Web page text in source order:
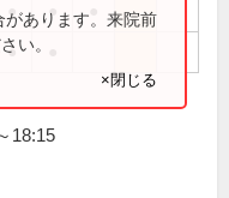
● ●
●
あります。来院前
い。
×閉じる
18:15